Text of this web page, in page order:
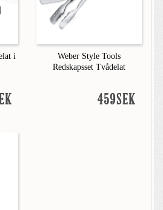
i
Weber Style Tools
Redskapsset Tvådelat
459SEK